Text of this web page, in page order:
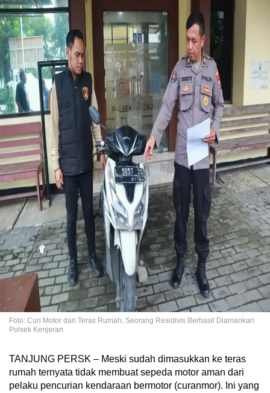
Foto: Curi Motor dari Teras Rumah, Seorang Residivis Berhasil Diamankan
Polsek Kenjeran
TANJUNG PERSK – Meski sudah dimasukkan ke teras
rumah ternyata tidak membuat sepeda motor aman dari
pelaku pencurian kendaraan bermotor (curanmor). Ini yang